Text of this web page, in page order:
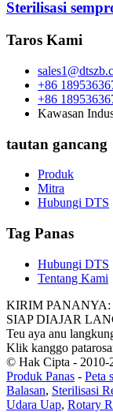
Sterilisasi
Taros Kami
+86
+86
Kawasan
tautan gancang
Produk
Mitra
Hubungi DTS
Tag Panas
Hubungi DTS
Tentang Kami
KIRIM PANANYA:
SIAP DIAJAR
Teu aya anu
Klik kanggo
© Hak Cipta - 2010-
Produk Panas - Peta
Balasan, Sterilisasi
Udara Uap, Rotary